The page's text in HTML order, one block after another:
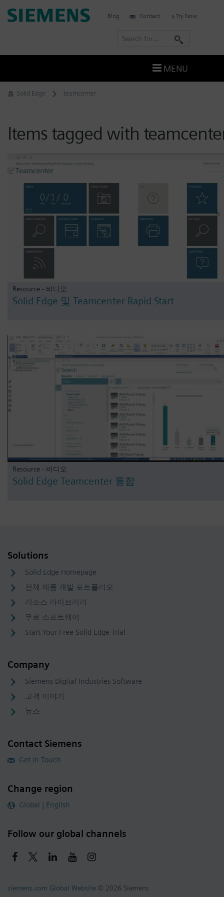
Skip
to
Solid Edge teamcenter
Items tagged with
Resource - 비디오
Solid Edge 및 Teamcenter Rapid Start
Resource - 비디오
Solid Edge Teamcenter 통합
Solutions
Solid Edge Homepage
전체 제품 개발 포트폴리오
리소스 라이브러리
무료 소프트웨어
Start Your Free Solid Edge Trial
Company
Siemens Digital Industries Software
고객 이야기
뉴스
Contact Siemens
Get in Touch
Change region
Global | English
Follow our global channels
siemens.com Global Website © 2026 Siemens
Siemens
Blog Contact Try Now
r
MENU